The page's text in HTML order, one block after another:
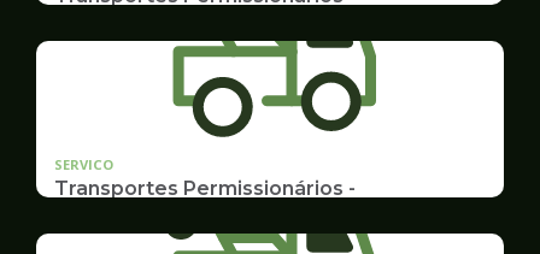
Documentação, Requerimento e Transferência
SERVICO
Transportes Permissionários -
Documentação, Requerimento